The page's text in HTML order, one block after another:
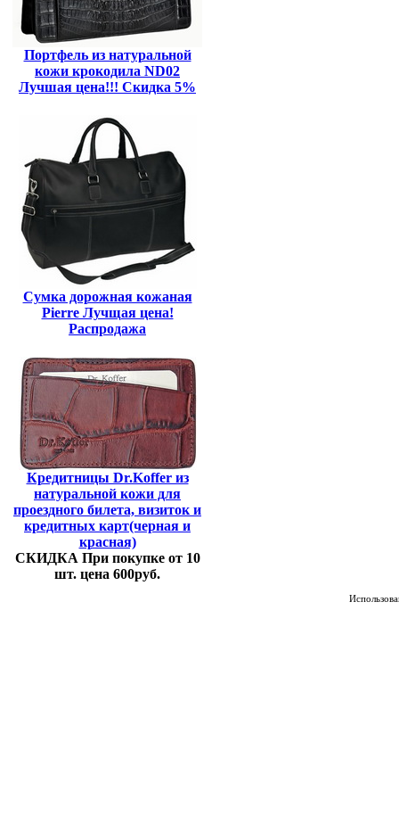
Портфель из натуральной
кожи крокодила ND02
Лучшая цена!!! Скидка 5%
Сумка дорожная кожаная
Pierre Лучщая цена!
Распродажа
Кредитницы Dr.Koffer из
натуральной кожи для
проездного билета, визиток и
кредитных карт(черная и
красная)
СКИДКА При покупке от 10
шт. цена 600руб.